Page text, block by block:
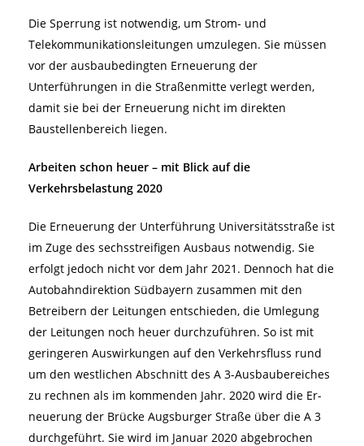
Die Sperrung ist notwendig, um Strom- und
Telekommunikationsleitungen umzulegen. Sie müssen
vor der ausbaubedingten Erneuerung der
Unterführungen in die Straßenmitte verlegt werden,
damit sie bei der Erneuerung nicht im direkten
Baustellenbereich liegen.
Arbeiten schon heuer – mit Blick auf die
Verkehrsbelastung 2020
Die Erneuerung der Unterführung Universitätsstraße ist
im Zuge des sechsstreifigen Ausbaus notwendig. Sie
erfolgt jedoch nicht vor dem Jahr 2021. Dennoch hat die
Autobahndirektion Südbayern zusammen mit den
Betreibern der Leitungen entschieden, die Umlegung
der Leitungen noch heuer durchzuführen. So ist mit
geringeren Auswirkungen auf den Verkehrsfluss rund
um den westlichen Abschnitt des A 3-Ausbaubereiches
zu rechnen als im kommenden Jahr. 2020 wird die Er-
neuerung der Brücke Augsburger Straße über die A 3
durchgeführt. Sie wird im Januar 2020 abgebrochen